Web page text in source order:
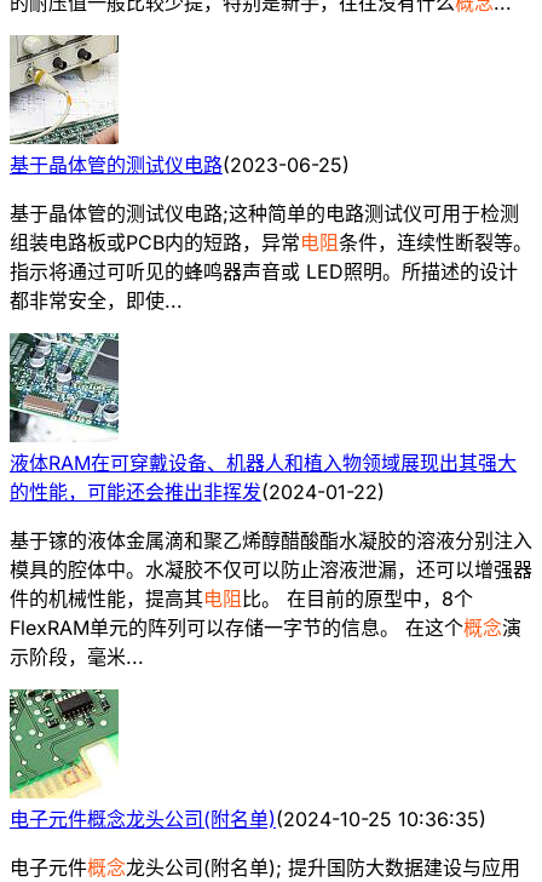
基于晶体管的测试仪电路(2023-06-25)
基于晶体管的测试仪电路;这种简单的电路测试仪可用于检测
组装电路板或PCB内的短路，异常电阻条件，连续性断裂等。
指示将通过可听见的蜂鸣器声音或 LED照明。所描述的设计
都非常安全，即使...
液体RAM在可穿戴设备、机器人和植入物领域展现出其强大
的性能，可能还会推出非挥发(2024-01-22)
基于镓的液体金属滴和聚乙烯醇醋酸酯水凝胶的溶液分别注入
模具的腔体中。水凝胶不仅可以防止溶液泄漏，还可以增强器
件的机械性能，提高其电阻 比。 在目前的原型中，8个
FlexRAM单元的阵列可以存储一字节的信息。 在这个概念演
示阶段，毫米...
电子元件概念龙头公司(附名单)(2024-10-25 10:36:35)
电子元件概念龙头公司(附名单); 提升国防大数据建设与应用